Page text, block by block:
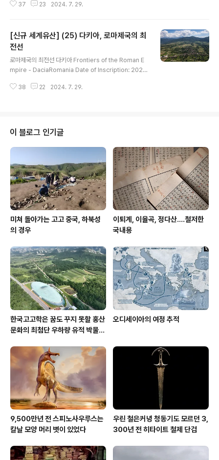
ssier: 1716 N34 48 8.6 E48 31 0.07 The archae
d for nearly three millennia, Hegmataneh provid
es important and rare evidence of the Medes ci
vilization in ..
37 23 2024. 7. 29.
[신규 세계유산] (25) 다키아, 로마제국의 최
전선
로마제국의 최전선 다키아 Frontiers of the Roman E
mpire - DaciaRomania Date of Inscription: 2024
ne: 14,197.61 ha Dossier: 1718 N47 10 50.84 E2
Africa until its frontier totaled some 7,500 kilom
etres by the 2nd century..
38 22 2024. 7. 29.
이 블로그 인기글
미쳐 돌아가는 고고 중국, 하북성
의 경우
이퇴계, 이율곡, 정다산....철저한
국내용
한국고고학은 꿈도 꾸지 못할 홍산
문화의 최첨단 우하량 유적 박물관
오디세이아의 여정 추적
9,500만년 전 스피노사우루스는
칼날 모양 머리 볏이 있었다
우린 철은커녕 청동기도 모르던 3,
300년 전 히타이트 철제 단검